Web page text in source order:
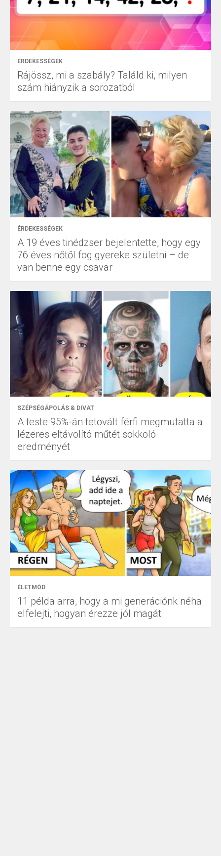
ÉRDEKESSÉGEK
Rájössz, mi a szabály? Találd ki, milyen
szám hiányzik a sorozatból
ÉRDEKESSÉGEK
A 19 éves tinédzser bejelentette, hogy egy
76 éves nőtől fog gyereke születni – de
van benne egy csavar
SZÉPSÉGÁPOLÁS & DIVAT
A teste 95%-án tetovált férfi megmutatta a
lézeres eltávolító műtét sokkoló
eredményét
ÉLETMÓD
11 példa arra, hogy a mi generációnk néha
elfelejti, hogyan érezze jól magát